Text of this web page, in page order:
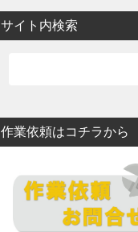
サイト内検索
作業依頼はコチラから